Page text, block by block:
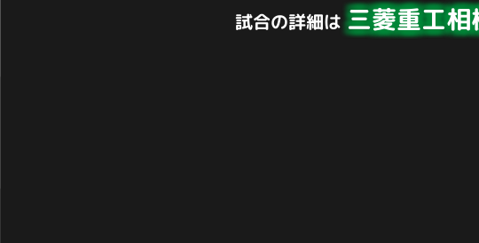
試合の詳細は 三菱重工